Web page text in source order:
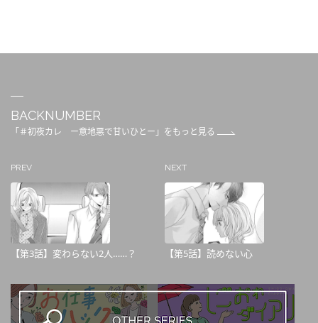
BACKNUMBER
「＃初夜カレ ー意地悪で甘いひとー」をもっと見る
PREV
【第3話】変わらない2人……？
NEXT
【第5話】読めない心